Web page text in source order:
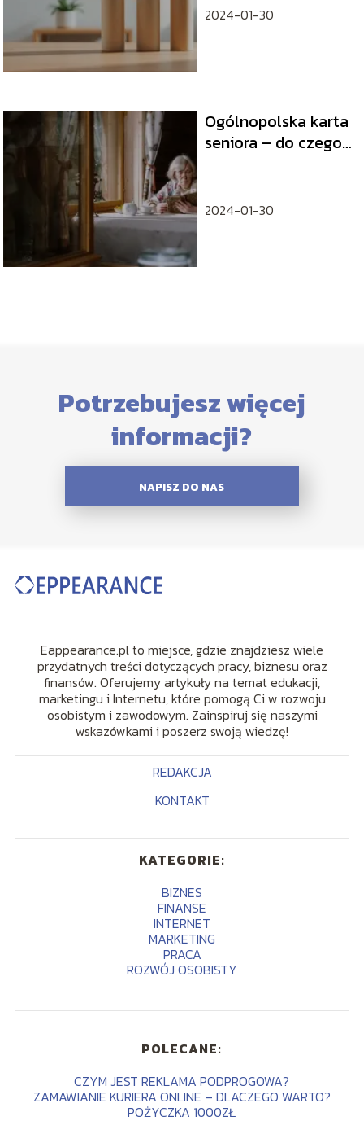
2024-01-30
Ogólnopolska karta
seniora – do czego
2024-01-30
Potrzebujesz więcej
informacji?
NAPISZ DO NAS
Eappearance.pl to miejsce, gdzie znajdziesz wiele
przydatnych treści dotyczących pracy, biznesu oraz
finansów. Oferujemy artykuły na temat edukacji,
marketingu i Internetu, które pomogą Ci w rozwoju
osobistym i zawodowym. Zainspiruj się naszymi
wskazówkami i poszerz swoją wiedzę!
REDAKCJA
KONTAKT
KATEGORIE:
BIZNES
FINANSE
INTERNET
MARKETING
PRACA
ROZWÓJ OSOBISTY
POLECANE:
CZYM JEST REKLAMA PODPROGOWA?
ZAMAWIANIE KURIERA ONLINE – DLACZEGO WARTO?
POŻYCZKA 1000ZŁ